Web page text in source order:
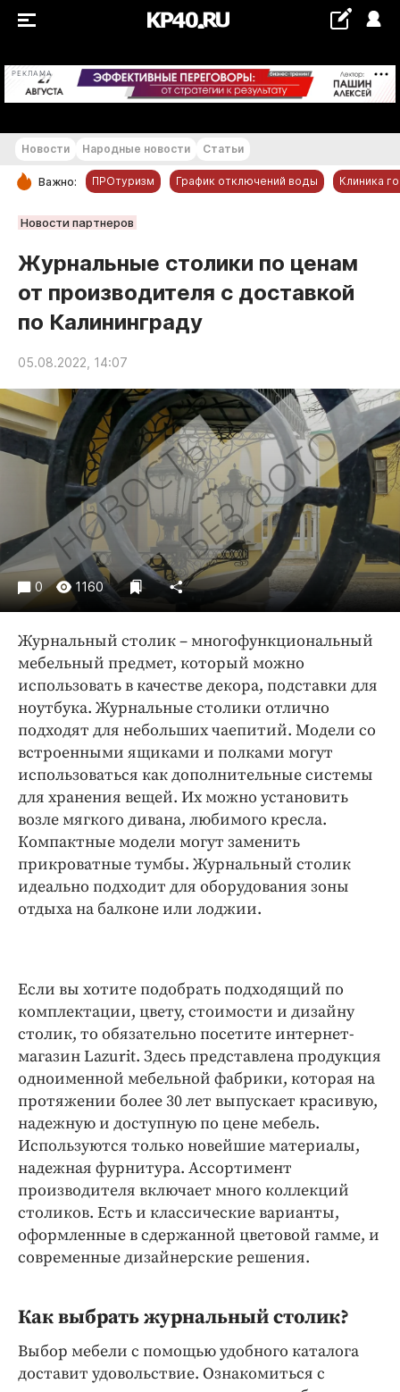
РЕКЛАМА +17...+18 °С
РУБРИКИ
Новости компаний
Статьи
Народные новости
Авто и транспорт
Благоустройство
Криминал
Культура
Недвижимость и ЖКХ
Образование
Общество
Погода
Праздники
Происшествия
Экономика и бизнес
ПРОЕКТЫ
Блоги
Издания
Медиаперсона
Интересное чтиво
Клиника года
Бренд года
Работодатель года
Новости Народные новости Статьи
Важно: ПРОтуризм График отключений воды Клиника
Новости партнеров
Журнальные столики по ценам
от производителя с доставкой
по Калининграду
05.08.2022, 14:07
0 1160
Журнальный столик – многофункциональный
мебельный предмет, который можно
использовать в качестве декора, подставки для
ноутбука. Журнальные столики отлично
подходят для небольших чаепитий. Модели со
встроенными ящиками и полками могут
использоваться как дополнительные системы
для хранения вещей. Их можно установить
возле мягкого дивана, любимого кресла.
Компактные модели могут заменить
прикроватные тумбы. Журнальный столик
идеально подходит для оборудования зоны
отдыха на балконе или лоджии.
Если вы хотите подобрать подходящий по
комплектации, цвету, стоимости и дизайну
столик, то обязательно посетите интернет-
магазин Lazurit. Здесь представлена продукция
одноименной мебельной фабрики, которая на
протяжении более 30 лет выпускает красивую,
надежную и доступную по цене мебель.
Используются только новейшие материалы,
надежная фурнитура. Ассортимент
производителя включает много коллекций
столиков. Есть и классические варианты,
оформленные в сдержанной цветовой гамме, и
современные дизайнерские решения.
Как выбрать журнальный столик?
Выбор мебели с помощью удобного каталога
доставит удовольствие. Ознакомиться с